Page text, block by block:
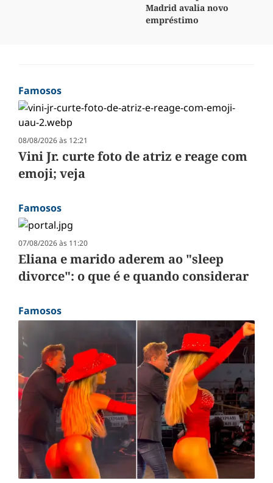
Madrid avalia novo
empréstimo
Famosos
08/08/2026 às 12:21
Vini Jr. curte foto de atriz e reage com
emoji; veja
Famosos
07/08/2026 às 11:20
Eliana e marido aderem ao "sleep
divorce": o que é e quando considerar
Famosos